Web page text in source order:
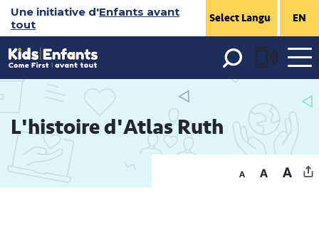
Sauter
au
contenu
Une initiative d'Enfants avant
tout
EN
Open
menu
L'histoire d'Atlas Ruth